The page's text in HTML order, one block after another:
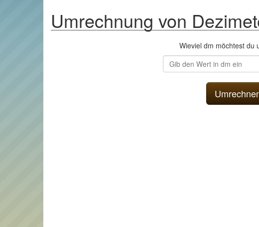
Umrechnung von
Wieviel dm möchtest du